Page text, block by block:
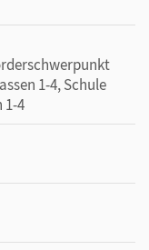
1-4, Schule
1-4